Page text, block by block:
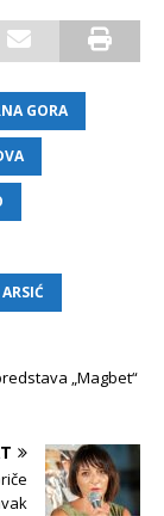
GORA
„Magbet“